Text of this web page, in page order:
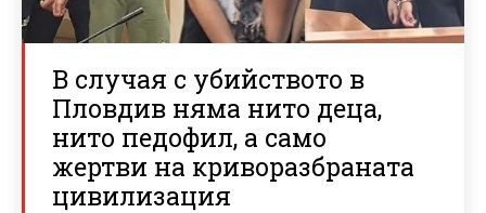
В случая с убийството в
Пловдив няма нито деца,
нито педофил, а само
жертви на криворазбраната
цивилизация